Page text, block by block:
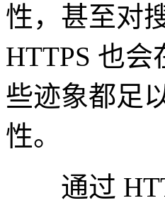
性，甚至对
HTTPS 也会
些迹象都足
性。
通过